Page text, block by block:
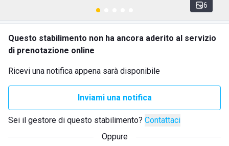
6
Questo stabilimento non ha ancora aderito al servizio
di prenotazione online
Ricevi una notifica appena sarà disponibile
Inviami una notifica
Sei il gestore di questo stabilimento? Contattaci
Oppure